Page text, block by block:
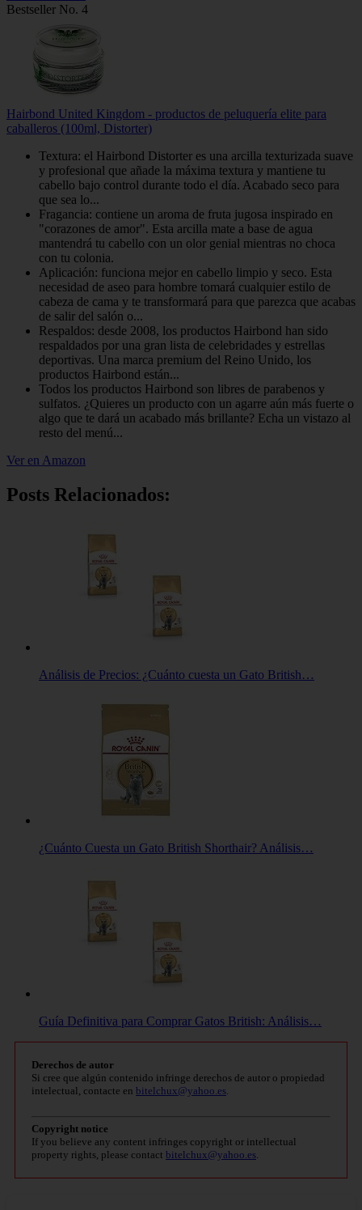
Bestseller No. 4
Hairbond United Kingdom - productos de peluquería elite para
caballeros (100ml, Distorter)
Textura: el Hairbond Distorter es una arcilla texturizada suave
y profesional que añade la máxima textura y mantiene tu
cabello bajo control durante todo el día. Acabado seco para
que sea lo...
Fragancia: contiene un aroma de fruta jugosa inspirado en
"corazones de amor". Esta arcilla mate a base de agua
mantendrá tu cabello con un olor genial mientras no choca
con tu colonia.
Aplicación: funciona mejor en cabello limpio y seco. Esta
necesidad de aseo para hombre tomará cualquier estilo de
cabeza de cama y te transformará para que parezca que acabas
de salir del salón o...
Respaldos: desde 2008, los productos Hairbond han sido
respaldados por una gran lista de celebridades y estrellas
deportivas. Una marca premium del Reino Unido, los
productos Hairbond están...
Todos los productos Hairbond son libres de parabenos y
sulfatos. ¿Quieres un producto con un agarre aún más fuerte o
algo que te dará un acabado más brillante? Echa un vistazo al
resto del menú...
Ver en Amazon
Posts Relacionados:
Análisis de Precios: ¿Cuánto cuesta un Gato British…
¿Cuánto Cuesta un Gato British Shorthair? Análisis…
Guía Definitiva para Comprar Gatos British: Análisis…
Derechos de autor
Si cree que algún contenido infringe derechos de autor o propiedad
intelectual, contacte en bitelchux@yahoo.es.
Copyright notice
If you believe any content infringes copyright or intellectual
property rights, please contact bitelchux@yahoo.es.